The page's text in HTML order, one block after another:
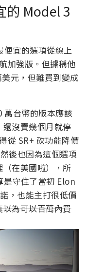
的 Model 3
宜的選項從線上
加強版。但據稱他
元，但難買到變成
萬台幣的版本應該
沒賣幾個月就停
從 SR+ 砍功能降價
後也因為這個選項
在美國啦），所
是守住了當初 Elon
，也能主打很低價
為可以百萬內買